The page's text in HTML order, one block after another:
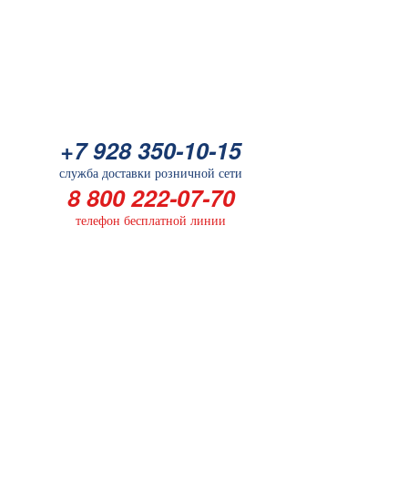
+7 928 350-10-15
служба доставки розничной сети
8 800 222-07-70
телефон бесплатной линии
служба доставки розничной сети
8 800 222-07-70
телефон бесплатной линии